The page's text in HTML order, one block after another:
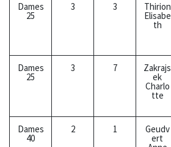
Dames
25
3 3 Thirion
Elisabe
th
Dames
25
3 7 Zakrajs
ek
Charlo
tte
Dames
40
2 1 Geudv
ert